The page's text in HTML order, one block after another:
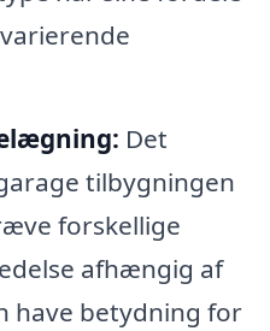
Det
tilbygningen
forskellige
afhængig af
have betydning for